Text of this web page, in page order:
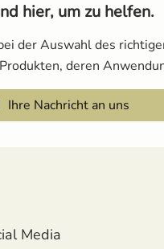
hier, um zu helfen.
der Auswahl des
deren
Ihre Nachricht an uns
Media